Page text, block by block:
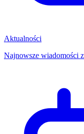
Aktualności
Najnowsze wiadomości